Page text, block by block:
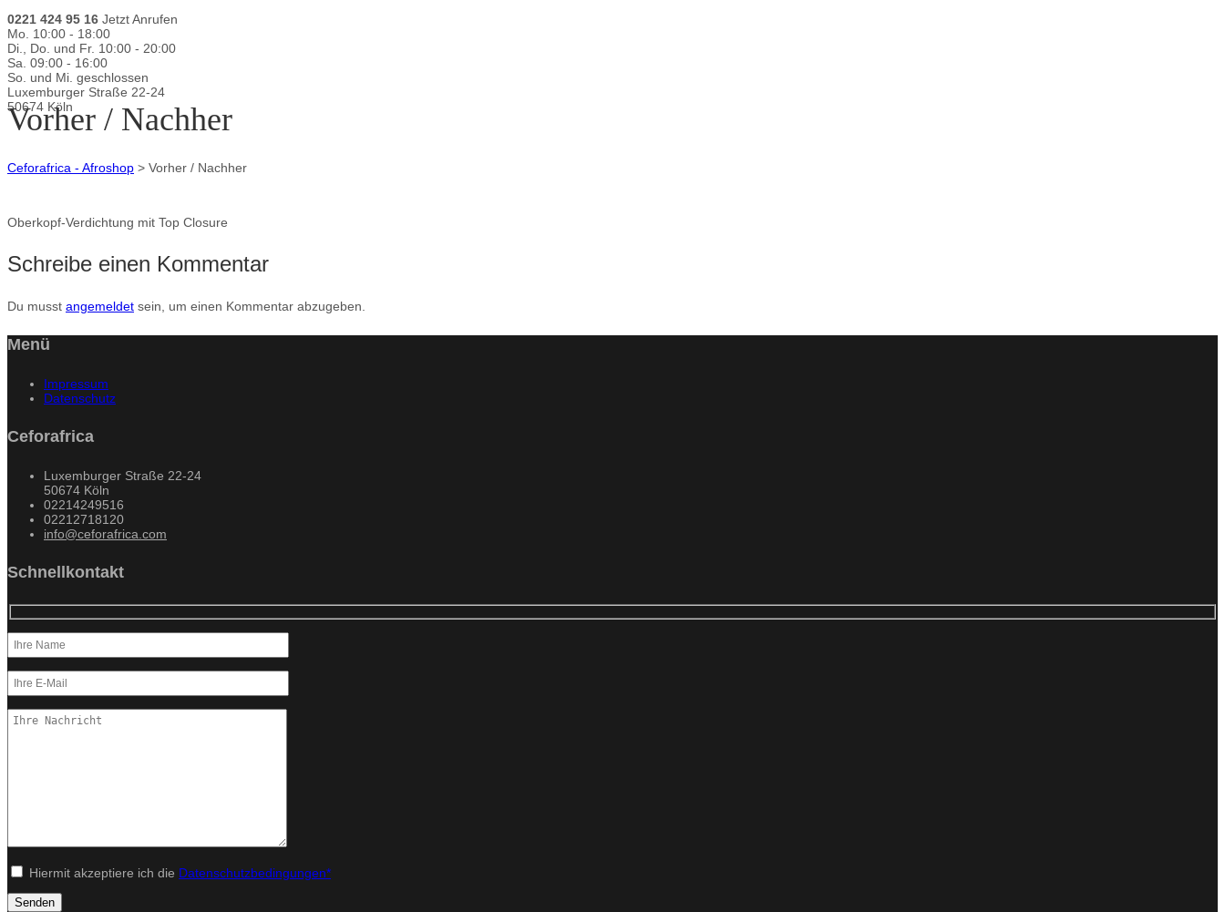
0221 424 95 16 Jetzt Anrufen
Mo. 10:00 - 18:00
Di., Do. und Fr. 10:00 - 20:00
Sa. 09:00 - 16:00
So. und Mi. geschlossen
Luxemburger Straße 22-24
50674 Köln
Vorher / Nachher
Ceforafrica - Afroshop > Vorher / Nachher
Oberkopf-Verdichtung mit Top Closure
Schreibe einen Kommentar
Du musst angemeldet sein, um einen Kommentar abzugeben.
Menü
Impressum
Datenschutz
Ceforafrica
Luxemburger Straße 22-24
50674 Köln
02214249516
02212718120
info@ceforafrica.com
Schnellkontakt
Hiermit akzeptiere ich die Datenschutzbedingungen*